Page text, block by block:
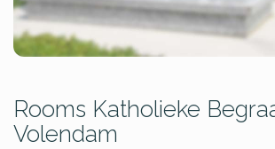
Rooms Katholieke
Volendam